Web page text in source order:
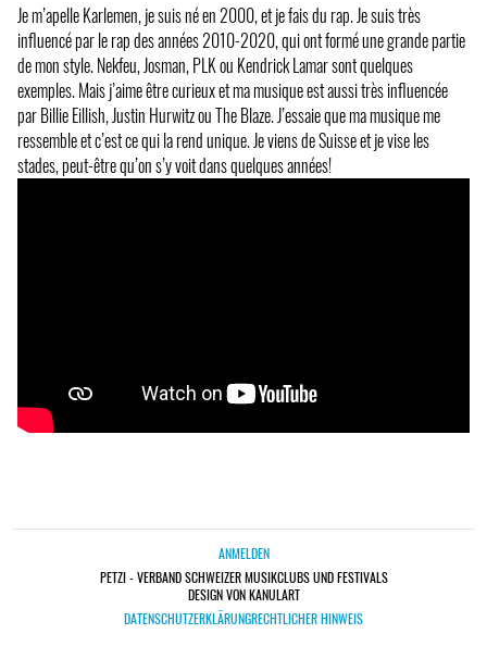
Je m’apelle Karlemen, je suis né en 2000, et je fais du rap. Je suis très
influencé par le rap des années 2010-2020, qui ont formé une grande partie
de mon style. Nekfeu, Josman, PLK ou Kendrick Lamar sont quelques
exemples. Mais j’aime être curieux et ma musique est aussi très influencée
par Billie Eillish, Justin Hurwitz ou The Blaze. J’essaie que ma musique me
ressemble et c’est ce qui la rend unique. Je viens de Suisse et je vise les
stades, peut-être qu’on s’y voit dans quelques années!
ANMELDEN
PETZI - VERBAND SCHWEIZER MUSIKCLUBS UND FESTIVALS
DESIGN VON KANULART
DATENSCHUTZERKLÄRUNGRECHTLICHER HINWEIS